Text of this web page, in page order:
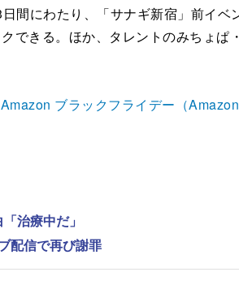
にわたり、「サナギ新宿」前イ
きる。ほか、タレントのみちょ
ブラックフライデー（Amazon
治療中だ」
配信で再び謝罪